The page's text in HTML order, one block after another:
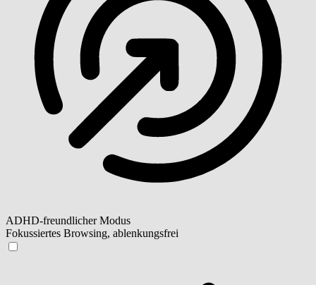
ADHD-freundlicher Modus
Fokussiertes Browsing, ablenkungsfrei